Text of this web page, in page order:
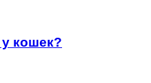
кошек?